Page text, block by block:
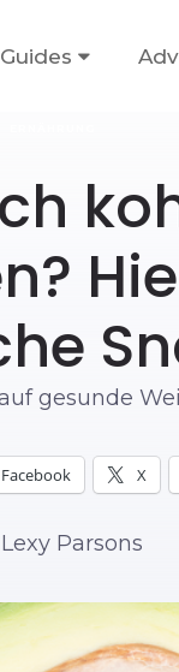
Guides
gesunde
Facebook X
Parsons